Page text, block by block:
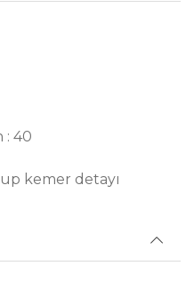
: 40
kemer detayı